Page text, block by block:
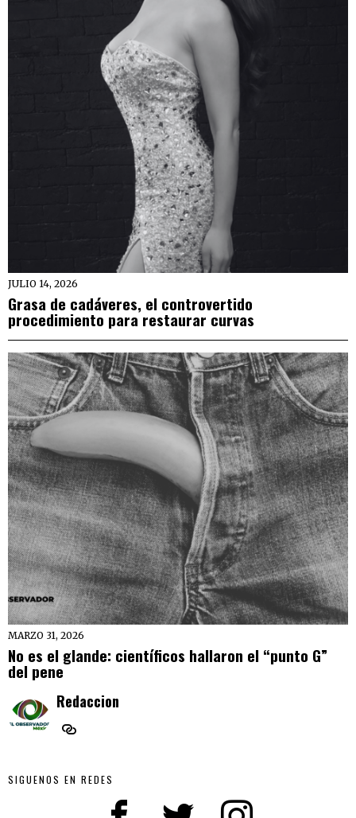
JULIO 14, 2026
Grasa de cadáveres, el controvertido
procedimiento para restaurar curvas
MARZO 31, 2026
No es el glande: científicos hallaron el “punto G”
del pene
Redaccion
SIGUENOS EN REDES